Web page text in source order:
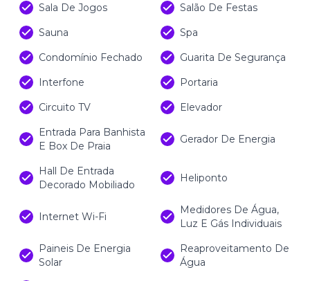
Sala De Jogos
Salão De Festas
Sauna
Spa
Condomínio Fechado
Guarita De Segurança
Interfone
Portaria
Circuito TV
Elevador
Entrada Para Banhista
E Box De Praia
Gerador De Energia
Hall De Entrada
Decorado Mobiliado
Heliponto
Internet Wi-Fi
Medidores De Água,
Luz E Gás Individuais
Paineis De Energia
Solar
Reaproveitamento De
Água